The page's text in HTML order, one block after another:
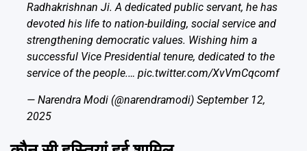
Radhakrishnan Ji. A dedicated public servant, he has
devoted his life to nation-building, social service and
strengthening democratic values. Wishing him a
successful Vice Presidential tenure, dedicated to the
service of the people.… pic.twitter.com/XvVmCqcomf
— Narendra Modi (@narendramodi) September 12,
2025